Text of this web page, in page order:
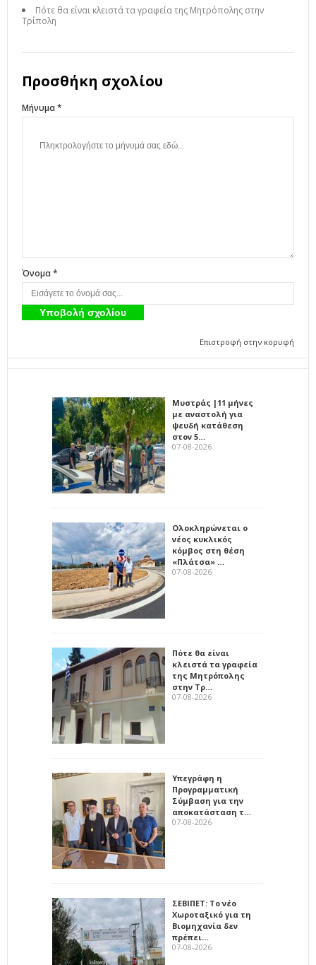
Πότε θα είναι κλειστά τα γραφεία της Μητρόπολης στην
Τρίπολη
Προσθήκη σχολίου
Μήνυμα *
Όνομα *
Επιστροφή στην κορυφή
Μυστράς |11 μήνες
με αναστολή για
ψευδή κατάθεση
στον 5…
07-08-2026
Ολοκληρώνεται ο
νέος κυκλικός
κόμβος στη θέση
«Πλάτσα» …
07-08-2026
Πότε θα είναι
κλειστά τα γραφεία
της Μητρόπολης
στην Τρ…
07-08-2026
Υπεγράφη η
Προγραμματική
Σύμβαση για την
αποκατάσταση τ…
07-08-2026
ΣΕΒΙΠΕΤ: Το νέο
Χωροταξικό για τη
Βιομηχανία δεν
πρέπει…
07-08-2026